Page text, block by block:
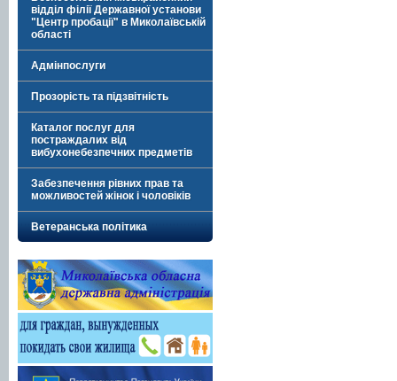
відділ філії Державної установи
"Центр пробації" в Миколаївській
області
Адмінпослуги
Прозорість та підзвітність
Каталог послуг для
постраждалих від
вибухонебезпечних предметів
Забезпечення рівних прав та
можливостей жінок і чоловіків
Ветеранська політика